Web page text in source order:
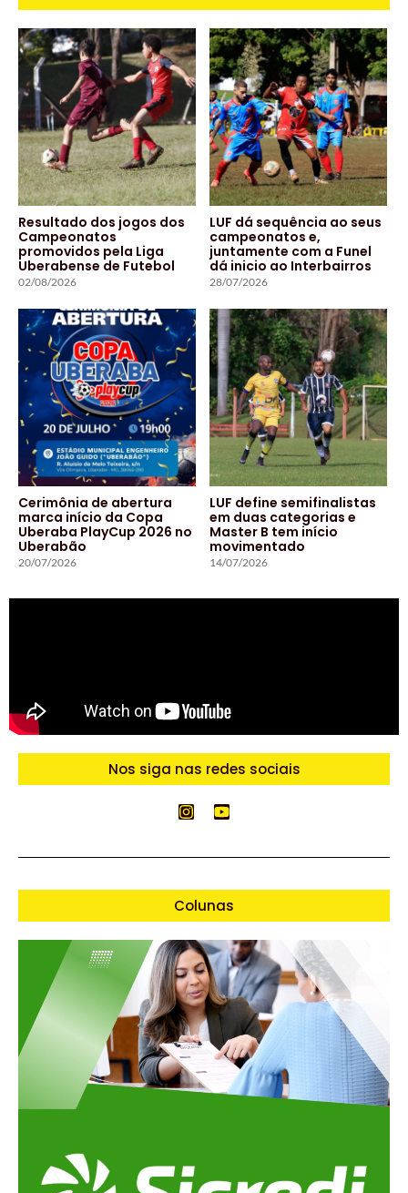
Resultado dos jogos dos
Campeonatos
promovidos pela Liga
Uberabense de Futebol
02/08/2026
LUF dá sequência ao seus
campeonatos e,
juntamente com a Funel
dá inicio ao Interbairros
28/07/2026
Cerimônia de abertura
marca início da Copa
Uberaba PlayCup 2026 no
Uberabão
20/07/2026
LUF define semifinalistas
em duas categorias e
Master B tem início
movimentado
14/07/2026
Nos siga nas redes sociais
Colunas